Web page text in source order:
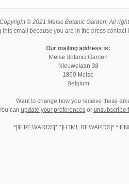
Copyright © 2021 Meise Botanic Garden, All
this email because you are in the press contact
Our mailing address is:
Meise Botanic Garden
Nieuwelaan 38
1860 Meise
Belgium
Want to change how you receive these
can update your preferencesor unsubscribe
*|IF:REWARDS|* *|HTML:REWARDS|*